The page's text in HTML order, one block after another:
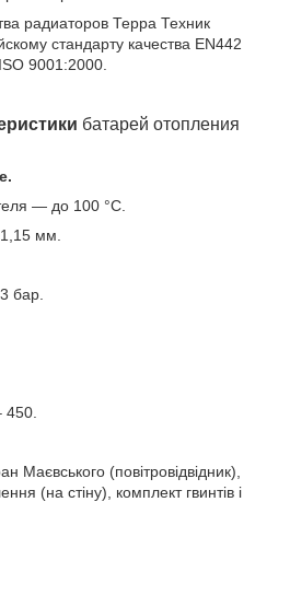
радиаторов Терра Техник
стандарту качества EN442
9001:2000.
батарей отопления
― до 100 °С.
мм.
бар.
450.
Маєвського (повітровідвідник),
(на стіну), комплект гвинтів і